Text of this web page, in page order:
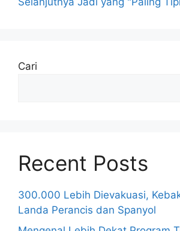
Cari
Recent Posts
300.000 Lebih Dievakuasi,
Landa Perancis dan Spanyol